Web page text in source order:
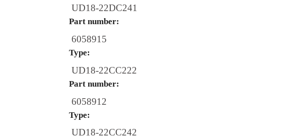
UD18-22DC241
Part number:
6058915
Type:
UD18-22CC222
Part number:
6058912
Type:
UD18-22CC242